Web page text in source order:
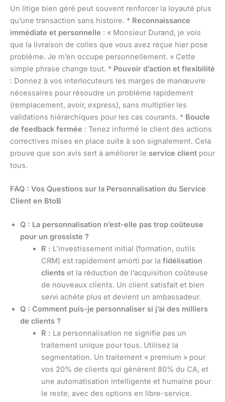
Un litige bien géré peut souvent renforcer la loyauté plus
qu’une transaction sans histoire. * Reconnaissance
immédiate et personnelle : « Monsieur Durand, je vois
que la livraison de colles que vous avez reçue hier pose
problème. Je m’en occupe personnellement. » Cette
simple phrase change tout. * Pouvoir d’action et flexibilité
: Donnez à vos interlocuteurs les marges de manœuvre
nécessaires pour résoudre un problème rapidement
(remplacement, avoir, express), sans multiplier les
validations hiérarchiques pour les cas courants. * Boucle
de feedback fermée : Tenez informé le client des actions
correctives mises en place suite à son signalement. Cela
prouve que son avis sert à améliorer le service client pour
tous.
FAQ : Vos Questions sur la Personnalisation du Service
Client en BtoB
Q : La personnalisation n’est-elle pas trop coûteuse
pour un grossiste ?
R : L’investissement initial (formation, outils
CRM) est rapidement amorti par la fidélisation
clientset la réduction de l’acquisition coûteuse
de nouveaux clients. Un client satisfait et bien
servi achète plus et devient un ambassadeur.
Q : Comment puis-je personnaliser si j’ai des milliers
de clients ?
R : La personnalisation ne signifie pas un
traitement unique pour tous. Utilisez la
segmentation. Un traitement « premium » pour
vos 20% de clients qui génèrent 80% du CA, et
une automatisation intelligente et humaine pour
le reste, avec des options en libre-service.